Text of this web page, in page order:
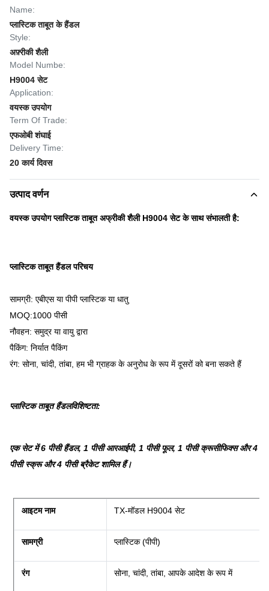
Name:
प्लास्टिक ताबूत के हैंडल
Style:
अफ़्रीकी शैली
Model Numbe:
H9004 सेट
Application:
वयस्क उपयोग
Term Of Trade:
एफओबी शंघाई
Delivery Time:
20 कार्य दिवस
उत्पाद वर्णन
वयस्क उपयोग प्लास्टिक ताबूत अफ्रीकी शैली H9004 सेट के साथ संभालती है:
प्लास्टिक ताबूत हैंडल परिचय
सामग्री: एबीएस या पीपी प्लास्टिक या धातु
MOQ:1000 पीसी
नौवहन: समुद्र या वायु द्वारा
पैकिंग: निर्यात पैकिंग
रंग: सोना, चांदी, तांबा, हम भी ग्राहक के अनुरोध के रूप में दूसरों को बना सकते हैं
प्लास्टिक ताबूत हैंडलविशिष्टता:
एक सेट में 6 पीसी हैंडल, 1 पीसी आरआईपी, 1 पीसी फूल, 1 पीसी क्रूसीफिक्स और 4
पीसी स्क्रू और 4 पीसी ब्रैकेट शामिल हैं।
आइटम नाम TX-मॉडल H9004 सेट
सामग्री प्लास्टिक (पीपी)
रंग सोना, चांदी, तांबा, आपके आदेश के रूप में